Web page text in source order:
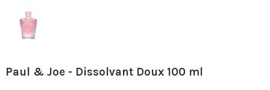
Paul & Joe - Dissolvant Doux 100 ml